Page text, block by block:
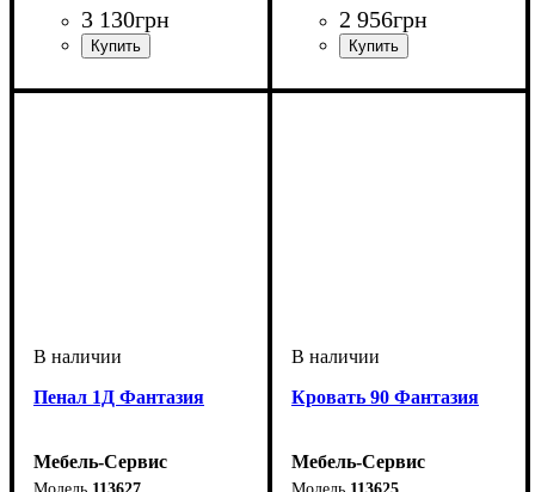
3 130грн 2 956грн
Пенал 1Д Фантазия
Мебель-Сервис
Кровать 90 Фантазия
Мебель-Сервис